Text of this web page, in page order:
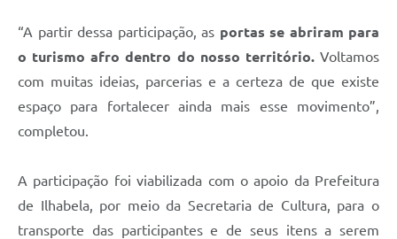
“A partir dessa participação, as portas se abriram para
o turismo afro dentro do nosso território.Voltamos
com muitas ideias, parcerias e a certeza de que existe
espaço para fortalecer ainda mais esse movimento”,
completou.
A participação foi viabilizada com o apoio da Prefeitura
de Ilhabela, por meio da Secretaria de Cultura, para o
transporte das participantes e de seus itens a serem